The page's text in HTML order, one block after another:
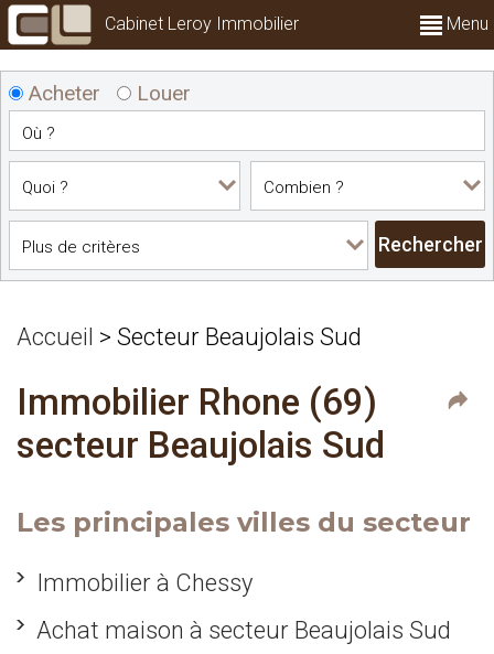
Cabinet Leroy Immobilier Menu
Acheter Louer
Accueil > Secteur Beaujolais Sud
Immobilier Rhone (69)
secteur Beaujolais Sud
Les principales villes du secteur
Immobilier à Chessy
Achat maison à secteur Beaujolais Sud